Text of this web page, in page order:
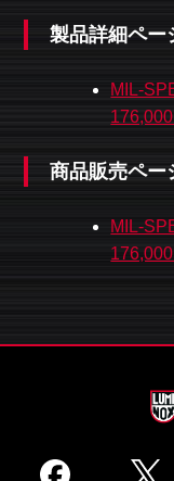
製品詳細ペー
MIL-
176,000
商品販売ペー
MIL-
176,000